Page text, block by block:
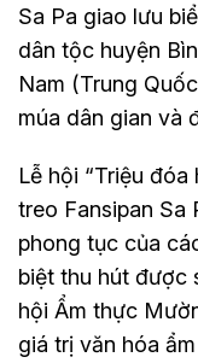
Sa Pa giao lưu
dân tộc huyện
Nam (Trung
múa dân gian và
Lễ hội “Triệu
treo Fansipan Sa
phong tục của
biệt thu hút được
hội Ẩm thực
giá trị văn hóa